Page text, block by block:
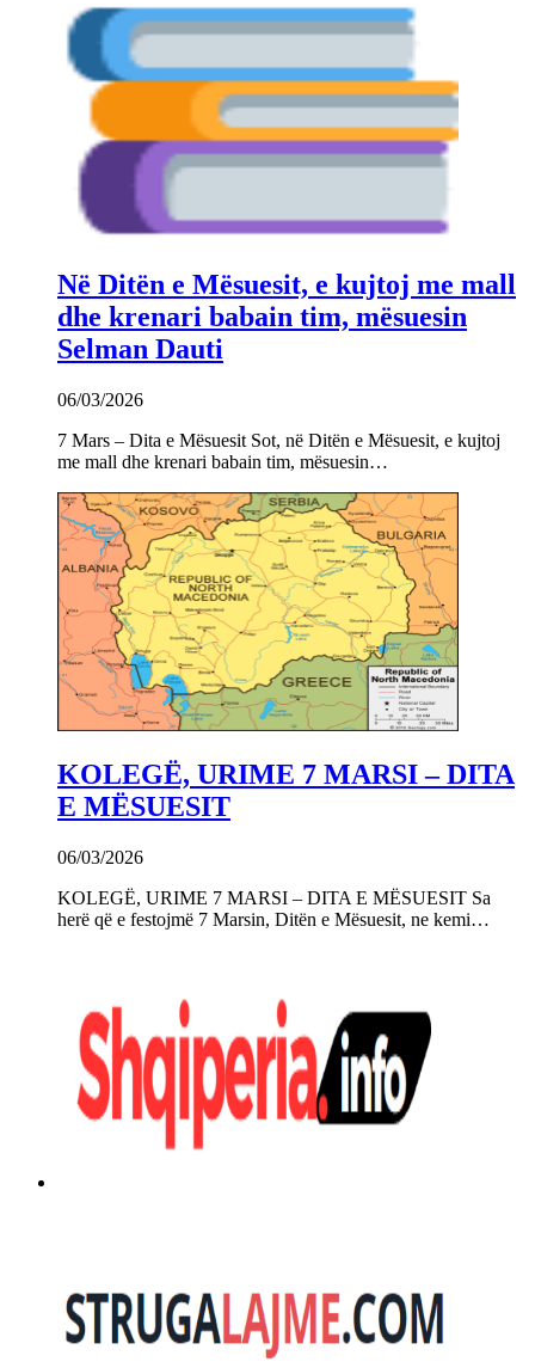
Në Ditën e Mësuesit, e kujtoj me mall
dhe krenari babain tim, mësuesin
Selman Dauti
06/03/2026
7 Mars – Dita e Mësuesit Sot, në Ditën e Mësuesit, e kujtoj
me mall dhe krenari babain tim, mësuesin…
KOLEGË, URIME 7 MARSI – DITA
E MËSUESIT
06/03/2026
KOLEGË, URIME 7 MARSI – DITA E MËSUESIT Sa
herë që e festojmë 7 Marsin, Ditën e Mësuesit, ne kemi…